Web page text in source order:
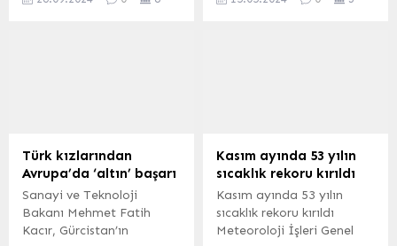
etkileyici görselle
misafir, bu aktiviteler
sayesinde çevre dostu
alışkanlıklar kazanarak
tatillerini daha anlamlı
hale getirdi. Üstelik 4 bin
misafir,...
kazada motosikletin okul
A. idaresindeki 81 AAE 148
plakalı motosiklet, 81 S
çarptı. Çarpışmanın
etkisiyle motosiklet
sürücüsü...
Türk kızlarından
Avrupa’da ‘altın’ başarı
Sanayi ve Teknoloji
Bakanı Mehmet Fatih
Kacır, Gürcistan’ın
Kasım ayında 53 yılın
sıcaklık rekoru kırıldı
Kasım ayında 53 yılın
sıcaklık rekoru kırıldı
Meteoroloji İşleri Genel